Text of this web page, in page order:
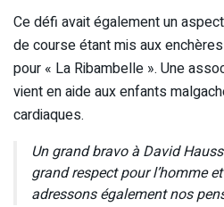
Ce défi avait également un
de course étant mis aux
pour « La Ribambelle ». Une
vient en aide aux enfants
cardiaques.
Un grand bravo à David
grand respect pour l’homme
adressons également nos